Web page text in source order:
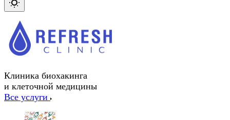
Клиника биохакинга
и клеточной медицины
Все услуги